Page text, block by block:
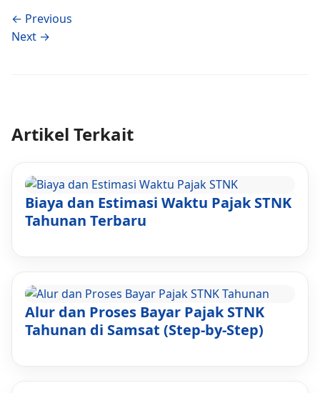
← Previous
Next →
Artikel Terkait
Biaya dan Estimasi Waktu Pajak STNK
Tahunan Terbaru
Alur dan Proses Bayar Pajak STNK
Tahunan di Samsat (Step-by-Step)